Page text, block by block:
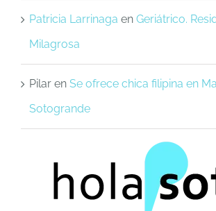
Patricia Larrinaga en Geriátrico.
Milagrosa
Pilar en Se ofrece chica filipina en
Sotogrande